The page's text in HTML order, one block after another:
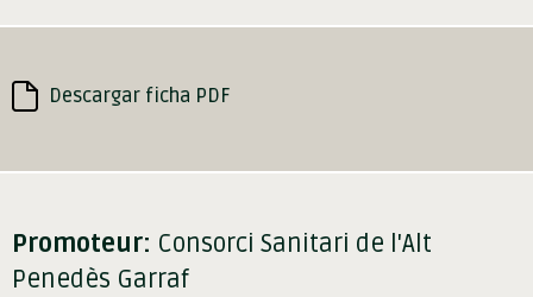
Descargar ficha PDF
Promoteur: Consorci Sanitari de l'Alt
Penedès Garraf